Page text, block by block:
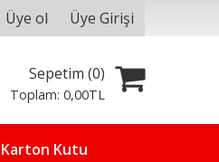
Üye ol Üye Girişi
Sepetim (0)
Toplam:0,00TL
Karton Kutu